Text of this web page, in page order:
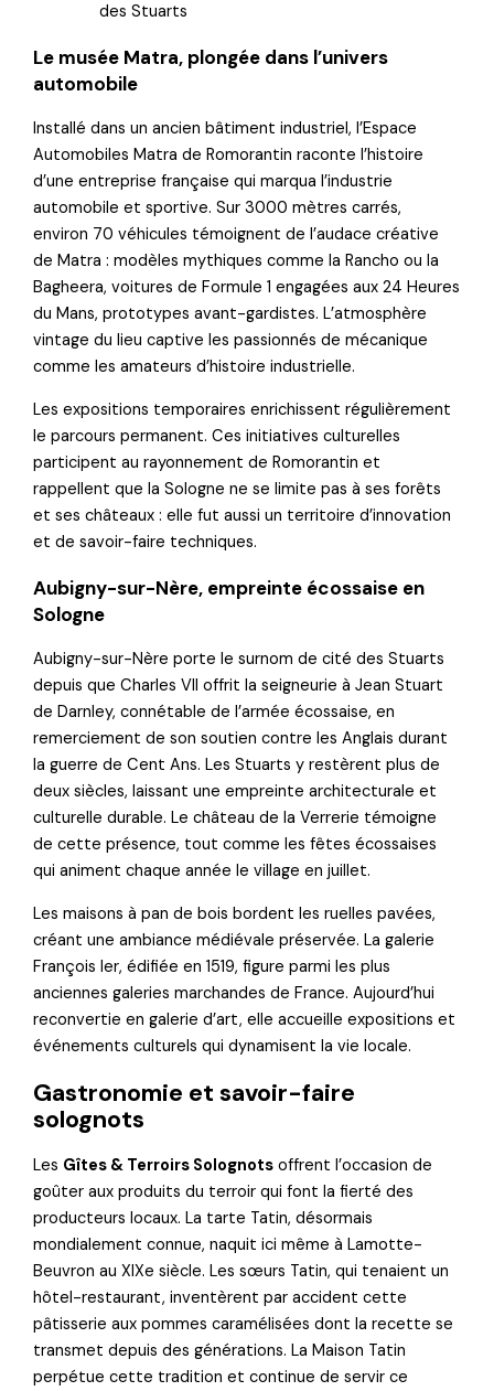
des Stuarts
Le musée Matra, plongée dans l’univers
automobile
Installé dans un ancien bâtiment industriel, l’Espace
Automobiles Matra de Romorantin raconte l’histoire
d’une entreprise française qui marqua l’industrie
automobile et sportive. Sur 3000 mètres carrés,
environ 70 véhicules témoignent de l’audace créative
de Matra : modèles mythiques comme la Rancho ou la
Bagheera, voitures de Formule 1 engagées aux 24 Heures
du Mans, prototypes avant-gardistes. L’atmosphère
vintage du lieu captive les passionnés de mécanique
comme les amateurs d’histoire industrielle.
Les expositions temporaires enrichissent régulièrement
le parcours permanent. Ces initiatives culturelles
participent au rayonnement de Romorantin et
rappellent que la Sologne ne se limite pas à ses forêts
et ses châteaux : elle fut aussi un territoire d’innovation
et de savoir-faire techniques.
Aubigny-sur-Nère, empreinte écossaise en
Sologne
Aubigny-sur-Nère porte le surnom de cité des Stuarts
depuis que Charles VII offrit la seigneurie à Jean Stuart
de Darnley, connétable de l’armée écossaise, en
remerciement de son soutien contre les Anglais durant
la guerre de Cent Ans. Les Stuarts y restèrent plus de
deux siècles, laissant une empreinte architecturale et
culturelle durable. Le château de la Verrerie témoigne
de cette présence, tout comme les fêtes écossaises
qui animent chaque année le village en juillet.
Les maisons à pan de bois bordent les ruelles pavées,
créant une ambiance médiévale préservée. La galerie
François Ier, édifiée en 1519, figure parmi les plus
anciennes galeries marchandes de France. Aujourd’hui
reconvertie en galerie d’art, elle accueille expositions et
événements culturels qui dynamisent la vie locale.
Gastronomie et savoir-faire
solognots
Les Gîtes & Terroirs Solognots offrent l’occasion de
goûter aux produits du terroir qui font la fierté des
producteurs locaux. La tarte Tatin, désormais
mondialement connue, naquit ici même à Lamotte-
Beuvron au XIXe siècle. Les sœurs Tatin, qui tenaient un
hôtel-restaurant, inventèrent par accident cette
pâtisserie aux pommes caramélisées dont la recette se
transmet depuis des générations. La Maison Tatin
perpétue cette tradition et continue de servir ce